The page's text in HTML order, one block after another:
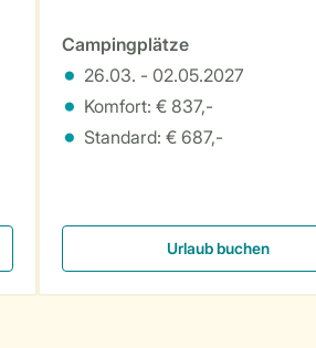
Campingplätze
26.03. - 02.05.2027
Komfort: € 837,-
Standard: € 687,-
Urlaub buchen